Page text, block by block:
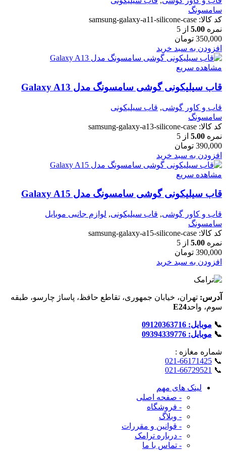
سامسونگ
کد کالا: samsung-galaxy-a11-silicone-case
نمره 5.00 از 5
350,000 تومان
افزودن به سبد خرید
مشاهده سریع
قاب سیلیکونی گوشی سامسونگ مدل Galaxy A13
قاب و کاور گوشی, قاب سیلیکونی
سامسونگ
کد کالا: samsung-galaxy-a13-silicone-case
نمره 5.00 از 5
390,000 تومان
افزودن به سبد خرید
مشاهده سریع
قاب سیلیکونی گوشی سامسونگ مدل Galaxy A15
قاب و کاور گوشی, قاب سیلیکونی, لوازم جانبی موبایل
سامسونگ
کد کالا: samsung-galaxy-a15-silicone-case
نمره 5.00 از 5
390,000 تومان
افزودن به سبد خرید
آدرس: تهران، خیابان جمهوری، تقاطع حافظ، پاساژ چارسو، طبقه
سوم، واحدE24
📞 موبایل: 09120363716
📞 موبایل: 09394339776
شماره‌ مغازه :
📞
021-66171425
📞
021-66729521
لینک های مهم
- صفحه اصلی
- فروشگاه
- وبلاگ
- قوانین و مقررات
- درباره ترامک
- تماس با ما